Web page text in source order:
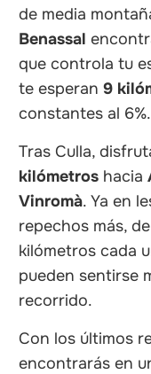
de media
Benassal
que controla tu
te esperan9
constantes al 6%.
Tras Culla,
kilómetros hacia
Vinromà. Ya en
repechos más,
kilómetros cada
pueden sentirse
recorrido.
Con los últimos
encontrarás en